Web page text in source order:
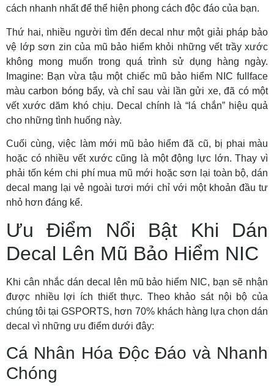
cách nhanh nhất để thể hiện phong cách độc đáo của bạn.
Thứ hai, nhiều người tìm đến decal như một giải pháp bảo
vệ lớp sơn zin của mũ bảo hiểmkhỏi những vết trầy xước
không mong muốn trong quá trình sử dụng hàng ngày.
Imagine: Bạn vừa tậu một chiếc mũ bảo hiểm NIC fullface
màu carbon bóng bẩy, và chỉ sau vài lần gửi xe, đã có một
vết xước dăm khó chịu. Decal chính là “lá chắn” hiệu quả
cho những tình huống này.
Cuối cùng, việc làm mới mũ bảo hiểm đã cũ, bị phai màu
hoặc có nhiều vết xước cũng là một động lực lớn. Thay vì
phải tốn kém chi phí mua mũ mới hoặc sơn lại toàn bộ, dán
decal mang lại vẻ ngoài tươi mới chỉ với một khoản đầu tư
nhỏ hơn đáng kể.
Ưu Điểm Nổi Bật Khi Dán
Decal Lên Mũ Bảo Hiểm NIC
Khi cân nhắc dán decal lên mũ bảo hiểm NIC, bạn sẽ nhận
được nhiều lợi ích thiết thực. Theo khảo sát nội bộ của
chúng tôi tại GSPORTS, hơn 70% khách hàng lựa chọn dán
decal vì những ưu điểm dưới đây:
Cá Nhân Hóa Độc Đáo và Nhanh
Chóng